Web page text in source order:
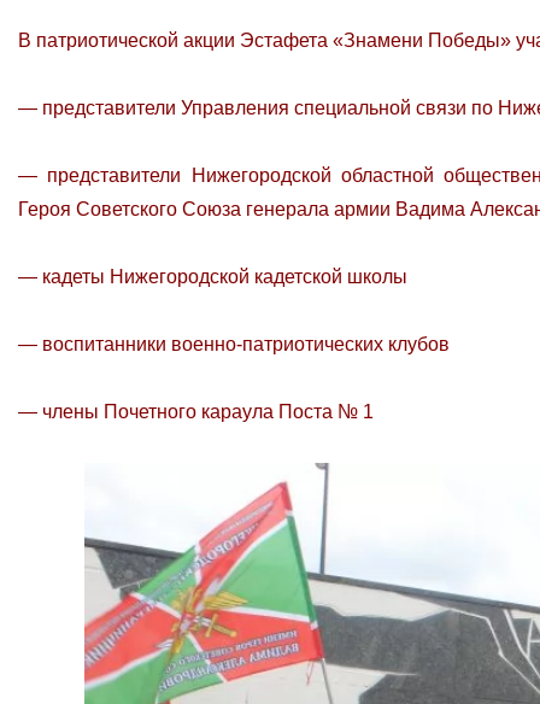
В патриотической акции Эстафета «Знамени Победы»
— представители Управления специальной связи по
— представители Нижегородской областной
Героя Советского Союза генерала армии Вадима
— кадеты Нижегородской кадетской школы
— воспитанники военно-патриотических клубов
— члены Почетного караула Поста № 1